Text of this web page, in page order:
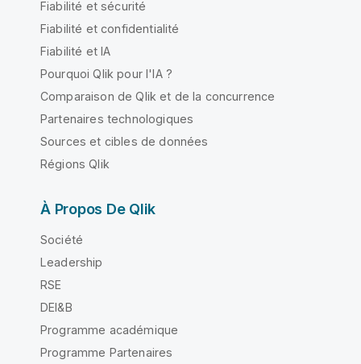
Fiabilité et sécurité
Fiabilité et confidentialité
Fiabilité et IA
Pourquoi Qlik pour l'IA ?
Comparaison de Qlik et de la concurrence
Partenaires technologiques
Sources et cibles de données
Régions Qlik
À Propos De Qlik
Société
Leadership
RSE
DEI&B
Programme académique
Programme Partenaires